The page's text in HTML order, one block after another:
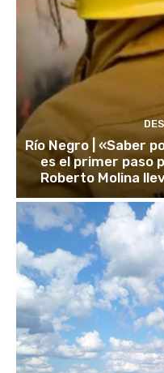
Río Negro | «Saber
es el primer paso
Roberto Molina